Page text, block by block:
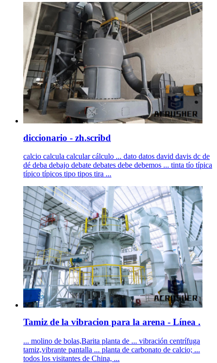
diccionario - zh.scribd
calcio calcula calcular cálculo ... dato datos david davis dc de
dé deba debajo debate debates debe debemos ... tinta tío típica
típico típicos tipo tipos tira ...
Tamiz de la vibracion para la arena - Línea .
... molino de bolas,Barita planta de ... vibración centrífuga
tamiz,vibrante pantalla ... planta de carbonato de calcio; ...
todos los visitantes de China, ...